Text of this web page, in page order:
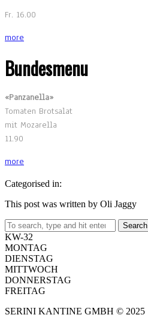
Fr. 16.00
more
Bundesmenu
«Panzanella»
Tomaten Brotsalat
mit Mozarella
11.90
more
Categorised in:
This post was written by Oli Jaggy
Search
KW-32
MONTAG
DIENSTAG
MITTWOCH
DONNERSTAG
FREITAG
SERINI KANTINE GMBH © 2025